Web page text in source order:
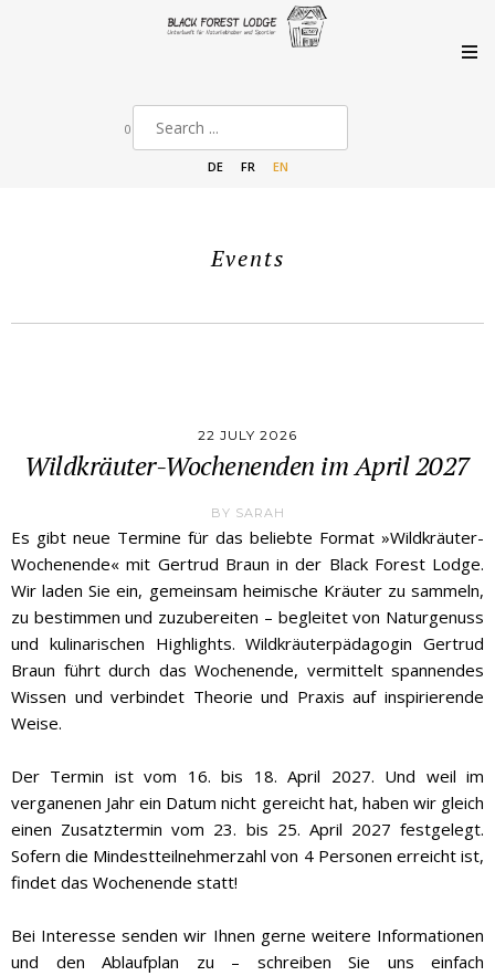
DE FR EN
0
Events
22 JULY 2026
Wildkräuter-Wochenenden im April 2027
BY SARAH
Es gibt neue Termine für das beliebte Format »Wildkräuter-
Wochenende« mit Gertrud Braun in der Black Forest Lodge.
Wir laden Sie ein, gemeinsam heimische Kräuter zu sammeln,
zu bestimmen und zuzubereiten – begleitet von Naturgenuss
und kulinarischen Highlights. Wildkräuterpädagogin Gertrud
Braun führt durch das Wochenende, vermittelt spannendes
Wissen und verbindet Theorie und Praxis auf inspirierende
Weise.
Der Termin ist vom 16. bis 18. April 2027. Und weil im
verganenen Jahr ein Datum nicht gereicht hat, haben wir gleich
einen Zusatztermin vom 23. bis 25. April 2027 festgelegt.
Sofern die Mindestteilnehmerzahl von 4 Personen erreicht ist,
findet das Wochenende statt!
Bei Interesse senden wir Ihnen gerne weitere Informationen
und den Ablaufplan zu – schreiben Sie uns einfach